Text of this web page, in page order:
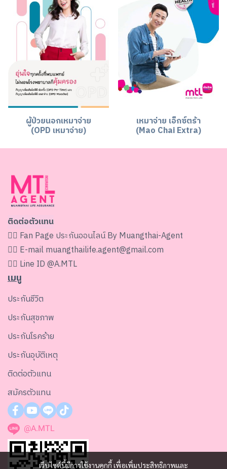
ผู้ป่วยนอกเหมาจ่าย
(OPD เหมาจ่าย)
เหมาจ่าย เอ็กซ์ตร้า
(Mao Chai Extra)
เว็บไซต์นี้มีการใช้งานคุกกี้ เพื่อเพิ่มประสิทธิภาพและ
ติดต่อตัวแทน
👉🏻 Fan Page ประกันออนไลน์ By Muangthai-Agent
👉🏻 E-mailmuangthailife.agent@gmail.com
👉🏻 Line ID@A.MTL
เมนู
ประกันชีวิต
ประกันสุขภาพ
ประกันโรคร้าย
ประกันอุบัติเหตุ
ติดต่อตัวแทน
สมัครตัวแทน
@A.MTL